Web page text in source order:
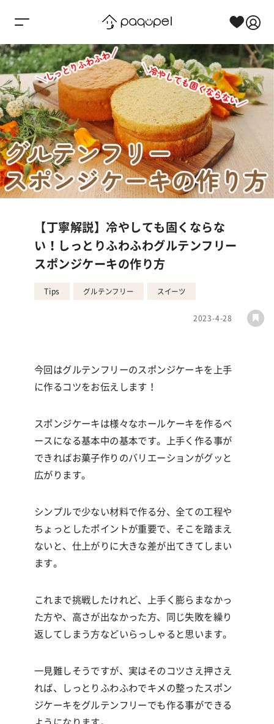
【丁寧解説】冷やしても固くならな
い！しっとりふわふわグルテンフリー
スポンジケーキの作り方
Tips グルテンフリー スイーツ
2023-4-28
今回はグルテンフリーのスポンジケーキを上手
に作るコツをお伝えします！
スポンジケーキは様々なホールケーキを作るベ
ースになる基本中の基本です。上手く作る事が
できればお菓子作りのバリエーションがグッと
広がります。
シンプルで少ない材料で作る分、全ての工程や
ちょっとしたポイントが重要で、そこを踏まえ
ないと、仕上がりに大きな差が出てきてしまい
ます。
これまで挑戦したけれど、上手く膨らまなかっ
た方や、高さが出なかった方、同じ失敗を繰り
返してしまう方などいらっしゃると思います。
一見難しそうですが、実はそのコツさえ押さえ
れば、しっとりふわふわでキメの整ったスポン
ジケーキをグルテンフリーでも作る事ができる
ようになります。